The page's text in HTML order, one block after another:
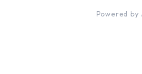
Powered by